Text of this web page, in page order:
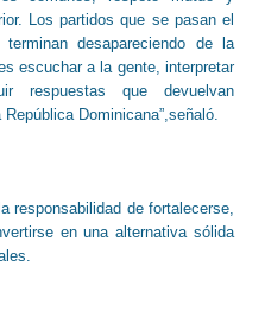
Los partidos que se pasan el
desapareciendo de la
escuchar a la gente, interpretar
respuestas que devuelvan
Dominicana”,señaló.
responsabilidad de fortalecerse,
en una alternativa sólida